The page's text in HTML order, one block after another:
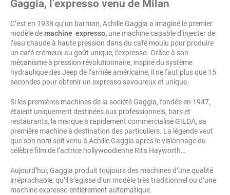
Gaggia, l’expresso venu de Milan
C’est en 1938 qu’un barman, Achille Gaggia a imaginé le premier
modèle demachine expresso, une machine capable d’injecter de
l’eau chaude à haute pression dans du café moulu pour produire
un café crémeux au goût unique, l’expresso. Grâce à son
mécanisme à pression révolutionnaire, inspiré du système
hydraulique des Jeep de l’armée américaine, il ne faut plus que 15
secondes pour obtenir un expresso savoureux et unique.
Si les premières machines de la société Gaggia, fondée en 1947,
étaient uniquement destinées aux professionnels, bars et
restaurants, la marque a rapidement commercialisé GILDA, sa
première machine à destination des particuliers. La légende veut
que son nom soit venu à Achille Gaggia après le visionnage du
célèbre film de l’actrice hollywoodienne Rita Hayworth…
Aujourd’hui, Gaggia produit toujours des machines d’une qualité
irréprochable, qu’il s’agisse d’un modèle très traditionnel ou d’une
machine expresso entièrement automatique.